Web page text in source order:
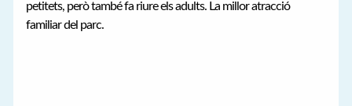
petitets, però també fa riure els adults. La millor atracció
familiar del parc.